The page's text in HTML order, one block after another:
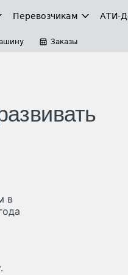
Перевозчикам АТИ-
Заказы
в